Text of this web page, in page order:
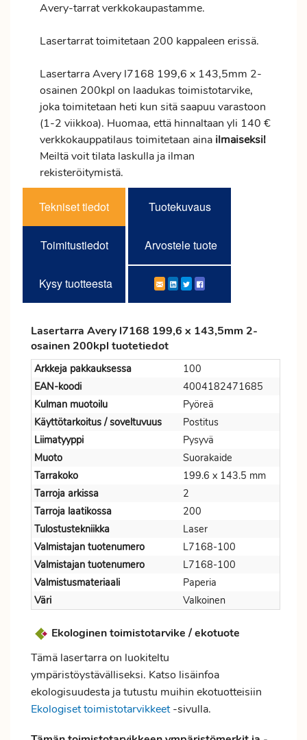
Avery-tarrat verkkokaupastamme.
Lasertarrat toimitetaan 200 kappaleen erissä.
Lasertarra Avery l7168 199,6 x 143,5mm 2-
osainen 200kpl on laadukas toimistotarvike,
joka toimitetaan heti kun sitä saapuu varastoon
(1-2 viikkoa). Huomaa, että hinnaltaan yli 140 €
verkkokauppatilaus toimitetaan aina ilmaiseksi!
Meiltä voit tilata laskulla ja ilman
rekisteröitymistä.
Tekniset tiedot Tuotekuvaus
Toimitustiedot Arvostele tuote
Kysy tuotteesta
Lasertarra Avery l7168 199,6 x 143,5mm 2-
osainen 200kpl tuotetiedot
Arkkeja pakkauksessa
100
EAN-koodi
4004182471685
Kulman muotoilu
Pyöreä
Käyttötarkoitus / soveltuvuus
Postitus
Liimatyyppi
Pysyvä
Muoto
Suorakaide
Tarrakoko
199.6 x 143.5 mm
Tarroja arkissa
2
Tarroja laatikossa
200
Tulostustekniikka
Laser
Valmistajan tuotenumero
L7168-100
Valmistajan tuotenumero
L7168-100
Valmistusmateriaali
Paperia
Väri
Valkoinen
Ekologinen toimistotarvike / ekotuote
Tämä lasertarra on luokiteltu
ympäristöystävälliseksi. Katso lisäinfoa
ekologisuudesta ja tutustu muihin ekotuotteisiin
Ekologiset toimistotarvikkeet-sivulla.